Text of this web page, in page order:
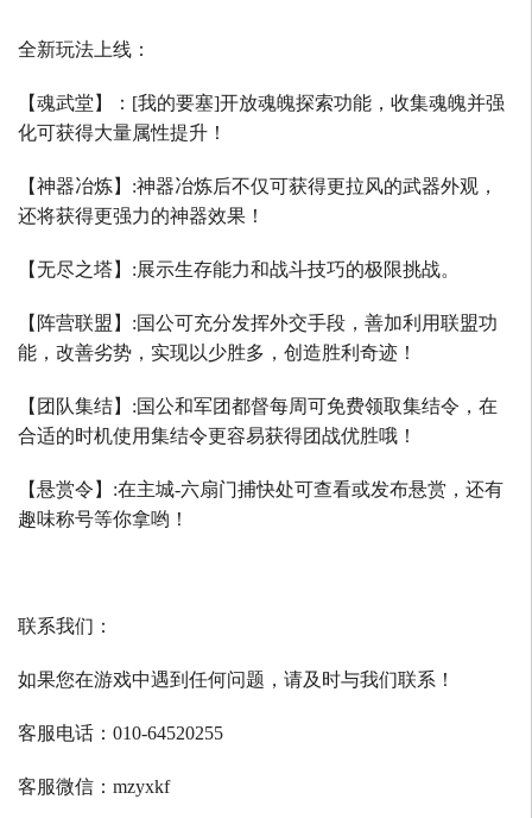
全新玩法上线：
【魂武堂】： [我的要塞]开放魂魄探索功能，收集魂魄并强
化可获得大量属性提升！
【神器冶炼】 :神器冶炼后不仅可获得更拉风的武器外观，
还将获得更强力的神器效果！
【无尽之塔】 :展示生存能力和战斗技巧的极限挑战。
【阵营联盟】 :国公可充分发挥外交手段，善加利用联盟功
能，改善劣势，实现以少胜多，创造胜利奇迹！
【团队集结】 :国公和军团都督每周可免费领取集结令，在
合适的时机使用集结令更容易获得团战优胜哦！
【悬赏令】 :在主城-六扇门捕快处可查看或发布悬赏，还有
趣味称号等你拿哟！
联系我们：
如果您在游戏中遇到任何问题，请及时与我们联系！
客服电话： 010-64520255
客服微信： mzyxkf